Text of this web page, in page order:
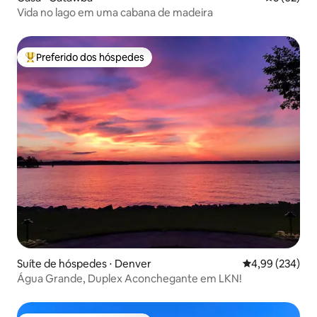
Vida no lago em uma cabana de madeira
Entre os melhores preferidos dos hóspedes
Preferido dos hóspedes
Suíte de hóspedes ⋅ Denver 4,99 de uma
4,99 (234)
Água Grande, Duplex Aconchegante em LKN!